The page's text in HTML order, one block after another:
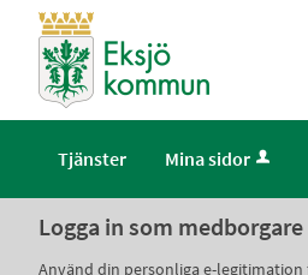
Välkommen
självservice
-
Tjänster Mina sidor
Logga in som
Använd din personliga e-